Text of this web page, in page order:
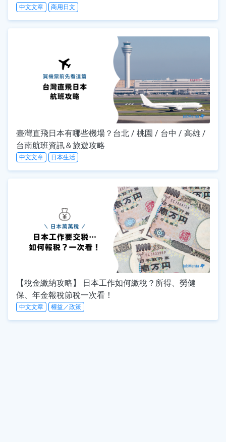
中文文章 商用日文
臺灣直飛日本有哪些機場？台北 / 桃園 / 台中 / 高雄 /
台南航班資訊＆旅遊攻略
中文文章 日本生活
【稅金繳納攻略】 日本工作如何繳稅？所得、勞健
保、年金報稅節稅一次看！
中文文章 權益／政策